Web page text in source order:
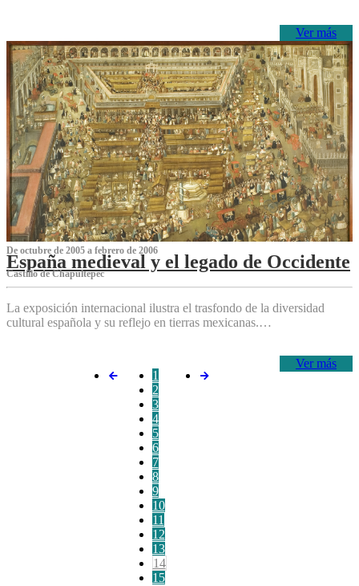
Ver más
De octubre de 2005 a febrero de 2006
España medieval y el legado de Occidente
Castillo de Chapultepec
La exposición internacional ilustra el trasfondo de la diversidad
cultural española y su reflejo en tierras mexicanas.…
Ver más
1
2
3
4
5
6
7
8
9
10
11
12
13
14
15